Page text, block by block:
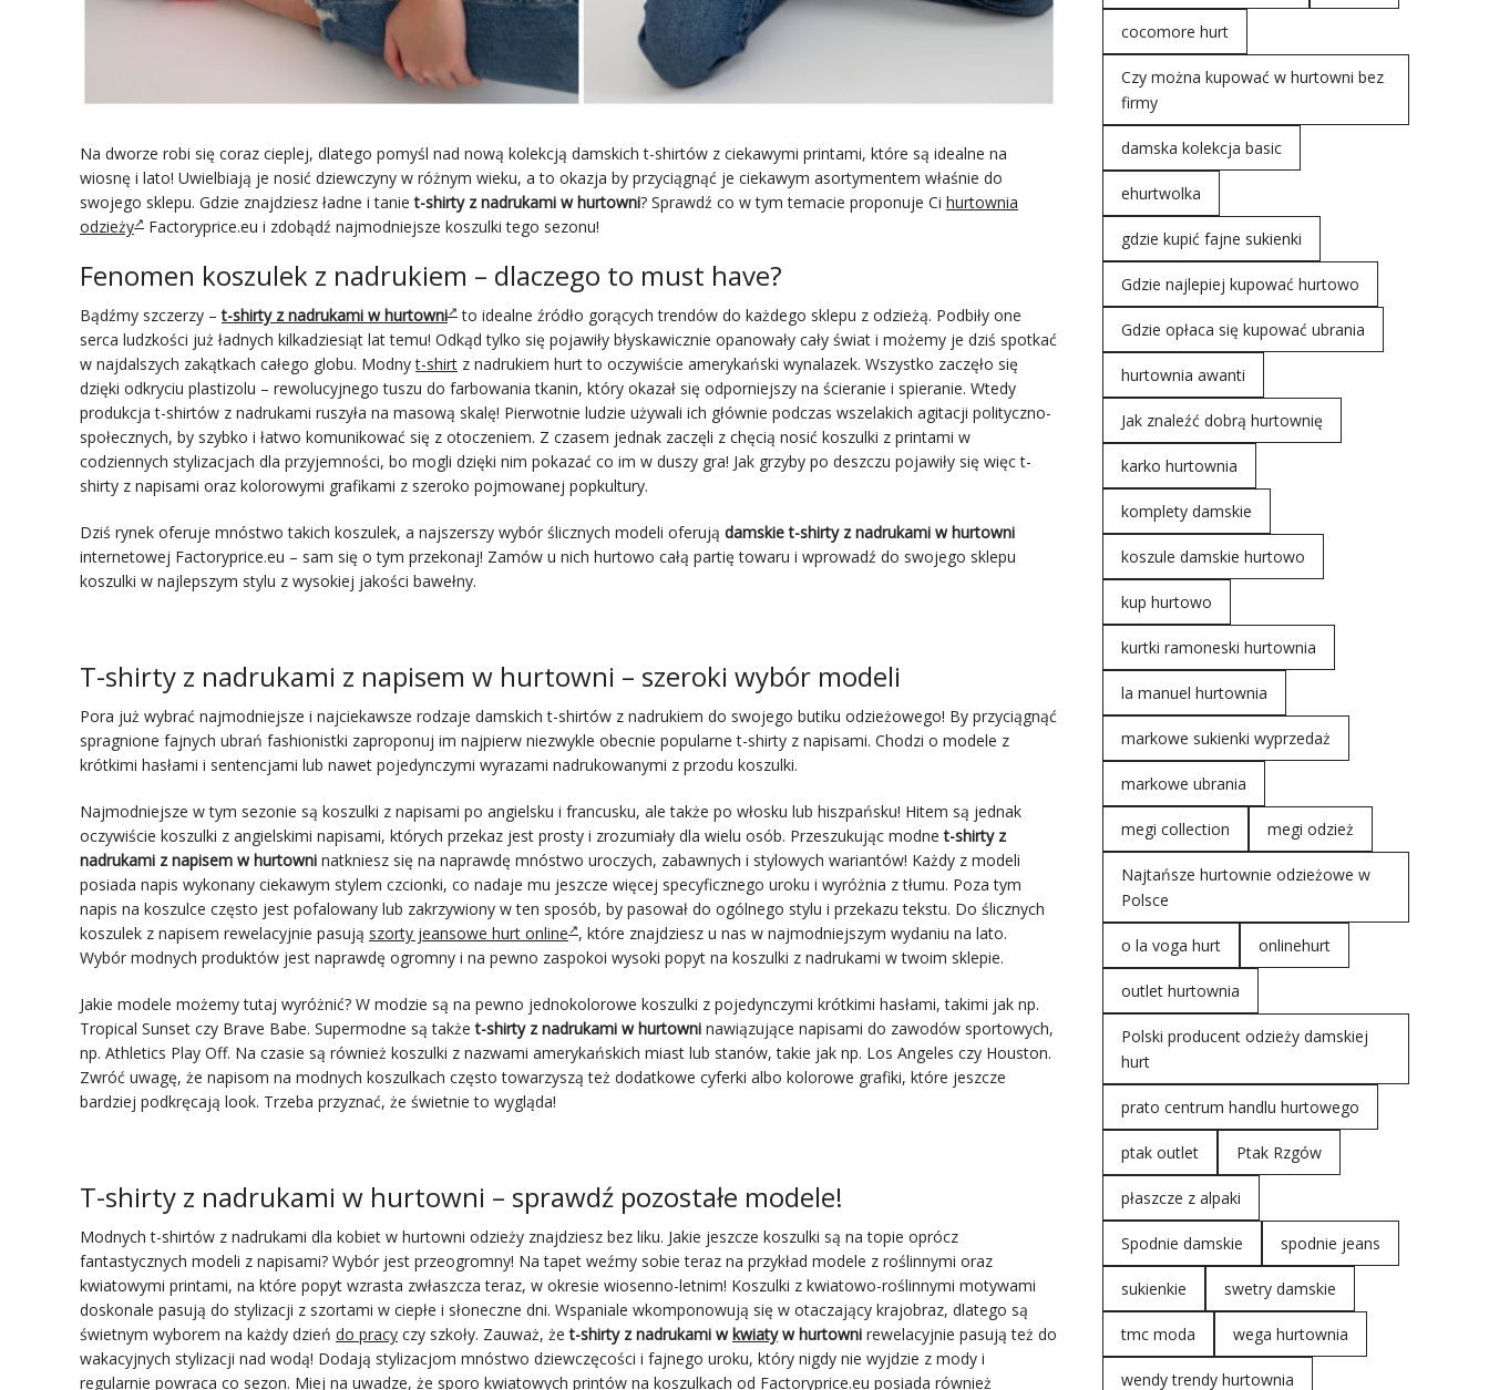
Na dworze robi się coraz cieplej, dlatego pomyśl nad nową kolekcją damskich t-shirtów z ciekawymi printami, które są idealne na
wiosnę i lato! Uwielbiają je nosić dziewczyny w różnym wieku, a to okazja by przyciągnąć je ciekawym asortymentem właśnie do
swojego sklepu. Gdzie znajdziesz ładne i taniet-shirty z nadrukami w hurtowni? Sprawdź co w tym temacie proponuje Ci hurtownia
odzieży
Factoryprice.eu i zdobądź najmodniejsze koszulki tego sezonu!
Fenomen koszulek z nadrukiem – dlaczego to must have?
Bądźmy szczerzy –t-shirty z nadrukami w hurtowni
to idealne źródło gorących trendów do każdego sklepu z odzieżą. Podbiły one
serca ludzkości już ładnych kilkadziesiąt lat temu! Odkąd tylko się pojawiły błyskawicznie opanowały cały świat i możemy je dziś spotkać
w najdalszych zakątkach całego globu. Modnyt-shirt z nadrukiem hurt to oczywiście amerykański wynalazek. Wszystko zaczęło się
dzięki odkryciu plastizolu – rewolucyjnego tuszu do farbowania tkanin, który okazał się odporniejszy na ścieranie i spieranie. Wtedy
produkcja t-shirtów z nadrukami ruszyła na masową skalę! Pierwotnie ludzie używali ich głównie podczas wszelakich agitacji polityczno-
społecznych, by szybko i łatwo komunikować się z otoczeniem. Z czasem jednak zaczęli z chęcią nosić koszulki z printami w
codziennych stylizacjach dla przyjemności, bo mogli dzięki nim pokazać co im w duszy gra! Jak grzyby po deszczu pojawiły się więc t-
shirty z napisami oraz kolorowymi grafikami z szeroko pojmowanej popkultury.
Dziś rynek oferuje mnóstwo takich koszulek, a najszerszy wybór ślicznych modeli oferują damskie t-shirty z nadrukami w hurtowni
internetowej Factoryprice.eu – sam się o tym przekonaj! Zamów u nich hurtowo całą partię towaru i wprowadź do swojego sklepu
koszulki w najlepszym stylu z wysokiej jakości bawełny.
T-shirty z nadrukami z napisem w hurtowni – szeroki wybór modeli
Pora już wybrać najmodniejsze i najciekawsze rodzaje damskich t-shirtów z nadrukiem do swojego butiku odzieżowego! By przyciągnąć
spragnione fajnych ubrań fashionistki zaproponuj im najpierw niezwykle obecnie popularne t-shirty z napisami. Chodzi o modele z
krótkimi hasłami i sentencjami lub nawet pojedynczymi wyrazami nadrukowanymi z przodu koszulki.
Najmodniejsze w tym sezonie są koszulki z napisami po angielsku i francusku, ale także po włosku lub hiszpańsku! Hitem są jednak
oczywiście koszulki z angielskimi napisami, których przekaz jest prosty i zrozumiały dla wielu osób. Przeszukując modnet-shirty z
nadrukami z napisem w hurtowni natkniesz się na naprawdę mnóstwo uroczych, zabawnych i stylowych wariantów! Każdy z modeli
posiada napis wykonany ciekawym stylem czcionki, co nadaje mu jeszcze więcej specyficznego uroku i wyróżnia z tłumu. Poza tym
napis na koszulce często jest pofalowany lub zakrzywiony w ten sposób, by pasował do ogólnego stylu i przekazu tekstu. Do ślicznych
koszulek z napisem rewelacyjnie pasują szorty jeansowe hurt online , które znajdziesz u nas w najmodniejszym wydaniu na lato.
Wybór modnych produktów jest naprawdę ogromny i na pewno zaspokoi wysoki popyt na koszulki z nadrukami w twoim sklepie.
Jakie modele możemy tutaj wyróżnić? W modzie są na pewno jednokolorowe koszulki z pojedynczymi krótkimi hasłami, takimi jak np.
Tropical Sunset czy Brave Babe. Supermodne są takżet-shirty z nadrukami w hurtowni nawiązujące napisami do zawodów sportowych,
np. Athletics Play Off. Na czasie są również koszulki z nazwami amerykańskich miast lub stanów, takie jak np. Los Angeles czy Houston.
Zwróć uwagę, że napisom na modnych koszulkach często towarzyszą też dodatkowe cyferki albo kolorowe grafiki, które jeszcze
bardziej podkręcają look. Trzeba przyznać, że świetnie to wygląda!
T-shirty z nadrukami w hurtowni – sprawdź pozostałe modele!
Modnych t-shirtów z nadrukami dla kobiet w hurtowni odzieży znajdziesz bez liku. Jakie jeszcze koszulki są na topie oprócz
fantastycznych modeli z napisami? Wybór jest przeogromny! Na tapet weźmy sobie teraz na przykład modele z roślinnymi oraz
kwiatowymi printami, na które popyt wzrasta zwłaszcza teraz, w okresie wiosenno-letnim! Koszulki z kwiatowo-roślinnymi motywami
doskonale pasują do stylizacji z szortami w ciepłe i słoneczne dni. Wspaniale wkomponowują się w otaczający krajobraz, dlatego są
świetnym wyborem na każdy dzień do pracy czy szkoły. Zauważ, żet-shirty z nadrukami wkwiatyw hurtowni rewelacyjnie pasują też do
wakacyjnych stylizacji nad wodą! Dodają stylizacjom mnóstwo dziewczęcości i fajnego uroku, który nigdy nie wyjdzie z mody i
regularnie powraca co sezon. Miej na uwadze, że sporo kwiatowych printów na koszulkach od Factoryprice.eu posiada również
cocomore hurt
Czy można kupować w hurtowni bez
firmy
damska kolekcja basic
ehurtwolka
gdzie kupić fajne sukienki
Gdzie najlepiej kupować hurtowo
Gdzie opłaca się kupować ubrania
hurtownia awanti
Jak znaleźć dobrą hurtownię
karko hurtownia
komplety damskie
koszule damskie hurtowo
kup hurtowo
kurtki ramoneski hurtownia
la manuel hurtownia
markowe sukienki wyprzedaż
markowe ubrania
megi collection megi odzież
Najtańsze hurtownie odzieżowe w
Polsce
o la voga hurt onlinehurt
outlet hurtownia
Polski producent odzieży damskiej
hurt
prato centrum handlu hurtowego
ptak outlet Ptak Rzgów
płaszcze z alpaki
Spodnie damskie spodnie jeans
sukienkie swetry damskie
tmc moda wega hurtownia
wendy trendy hurtownia